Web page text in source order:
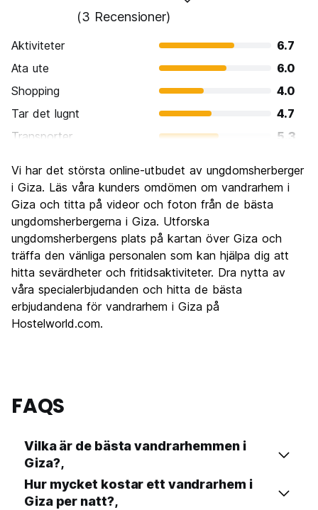
(3 Recensioner)
Aktiviteter
6.7
Ata ute
6.0
Shopping
4.0
Tar det lugnt
4.7
Transporter
5.3
Kultur
7.3
Festa
Värde för pengarna
Vi har det största online-utbudet av ungdomsherberger
i Giza. Läs våra kunders omdömen om vandrarhem i
Giza och titta på videor och foton från de bästa
ungdomsherbergerna i Giza. Utforska
ungdomsherbergens plats på kartan över Giza och
träffa den vänliga personalen som kan hjälpa dig att
hitta sevärdheter och fritidsaktiviteter. Dra nytta av
våra specialerbjudanden och hitta de bästa
erbjudandena för vandrarhem i Giza på
Hostelworld.com.
FAQS
Vilka är de bästa vandrarhemmen i
Giza?,
Hur mycket kostar ett vandrarhem i
Giza per natt?,